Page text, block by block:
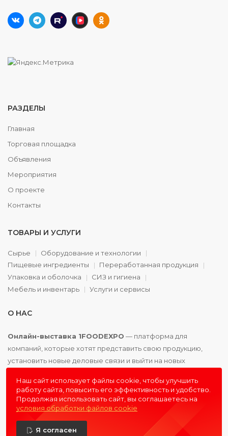
РАЗДЕЛЫ
Главная
Торговая площадка
Объявления
Мероприятия
О проекте
Контакты
ТОВАРЫ И УСЛУГИ
Сырье
Оборудование и технологии
Пищевые ингредиенты
Переработанная продукция
Упаковка и оболочка
СИЗ и гигиена
Мебель и инвентарь
Услуги и сервисы
О НАС
Онлайн-выставка 1FOODEXPO — платформа для
компаний, которые хотят представить свою продукцию,
установить новые деловые связи и выйти на новых
© 2016 - 20261FOODEXPO - первая пищевая онлайн-
Наш сайт использует файлы cookie, чтобы улучшить
работу сайта, повысить его эффективность и удобство.
Продолжая использовать сайт, вы соглашаетесь на
условия обработки файлов cookie
Я согласен